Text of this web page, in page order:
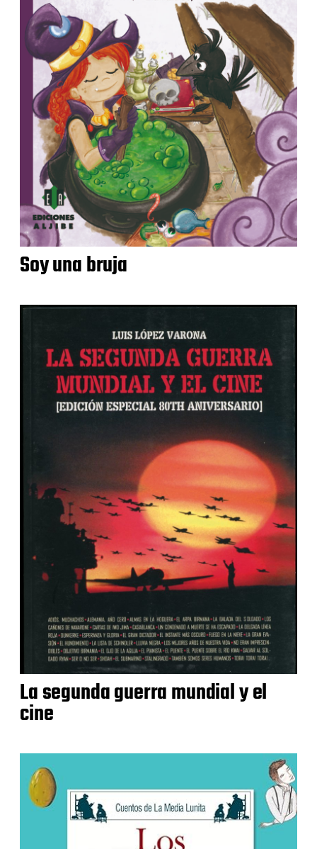
Soy una bruja
La segunda guerra mundial y el
cine